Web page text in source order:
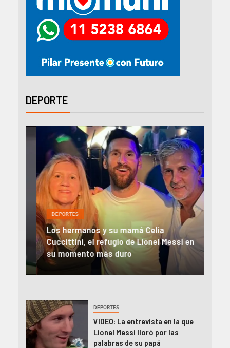
DEPORTE
DEPORTES
Los hermanos y su mamá Celia
Cuccittini, el refugio de Lionel Messi en
su momento más duro
DEPORTES
VIDEO: La entrevista en la que
Lionel Messi lloró por las
palabras de su papá